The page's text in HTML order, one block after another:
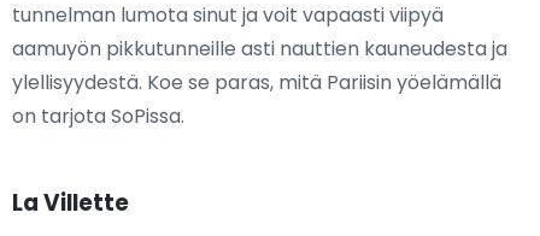
tunnelman lumota sinut ja voit vapaasti viipyä
aamuyön pikkutunneille asti nauttien kauneudesta ja
ylellisyydestä. Koe se paras, mitä Pariisin yöelämällä
on tarjota SoPissa.
La Villette